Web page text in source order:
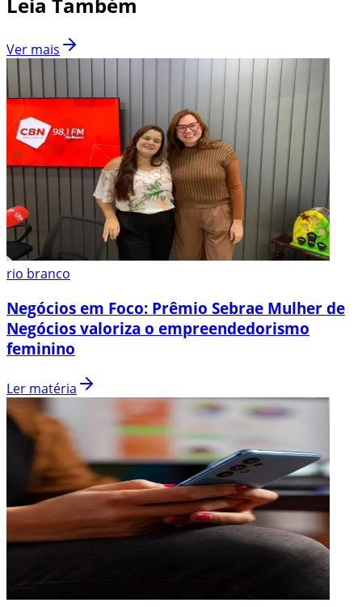
Leia Também
Ver mais
rio branco
Negócios em Foco: Prêmio Sebrae Mulher de
Negócios valoriza o empreendedorismo
feminino
Ler matéria